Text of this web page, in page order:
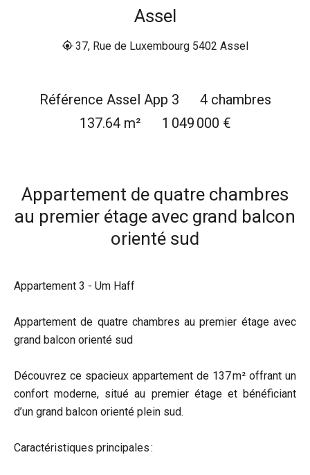
Assel
37, Rue de Luxembourg 5402 Assel
Référence Assel App 3
4 chambres
137.64m² 1 049 000 €
Appartement de quatre chambres
au premier étage avec grand balcon
orienté sud
Appartement 3 - Um Haff
Appartement de quatre chambres au premier étage avec
grand balcon orienté sud
Découvrez ce spacieux appartement de 137 m² offrant un
confort moderne, situé au premier étage et bénéficiant
d’un grand balcon orienté plein sud.
Caractéristiques principales :